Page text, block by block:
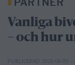
Vanliga
– och hur
PUBLICERAD 2026-06-09